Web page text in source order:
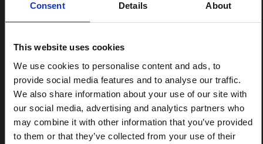
Consent Details About
This website uses cookies
We use cookies to personalise content and ads, to
provide social media features and to analyse our traffic.
We also share information about your use of our site with
our social media, advertising and analytics partners who
may combine it with other information that you’ve provided
to them or that they’ve collected from your use of their
Considérations clés : parvenir à
Ealing et au nord-ouest de Londres
Cette note illustre comment l’(in)équité en matière de
vaccin contre la COVID-19 s’est manifestée sur le terrain
et propose des considérations clés sur la manière dont
elle peut être améliorée dans le quartier d’Ealing, au
nord-ouest de Londres (NWL).
SSHAP
2021